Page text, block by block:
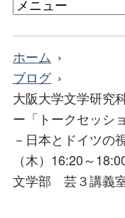
ホーム
ブログ
大阪大学文学研究
ー「トークセッシ
－日本とドイツの
（木）16:20～
文学部 芸３講義室